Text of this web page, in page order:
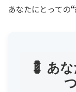
あなたにとっての
💈 あ